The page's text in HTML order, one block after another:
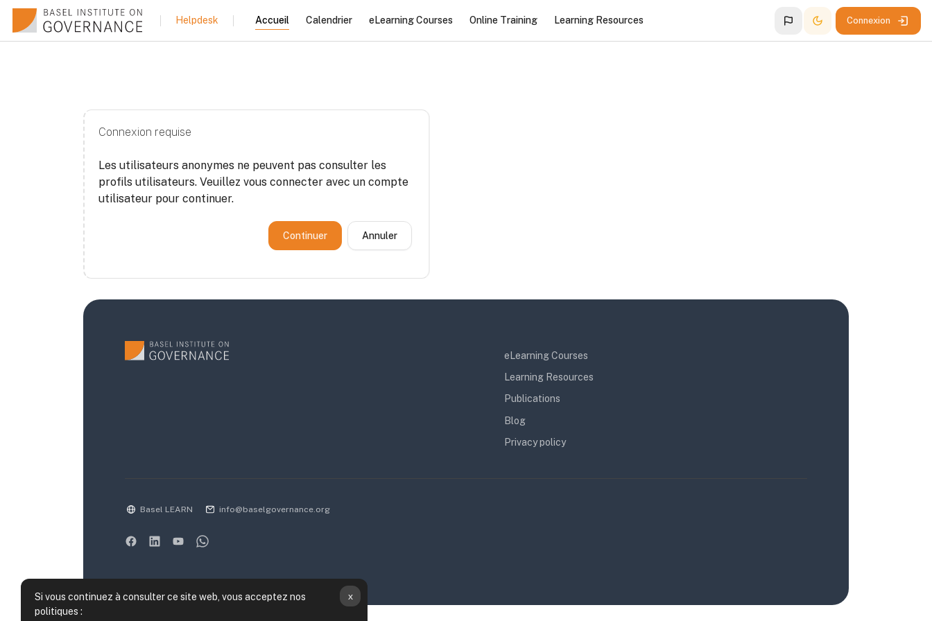
Passer au contenu principal
Si vous continuez à consulter ce site web, vous acceptez nos
politiques :
x
Helpdesk Accueil Calendrier eLearning Courses Online Training Learning Resources Connexion
Connexion requise
Les utilisateurs anonymes ne peuvent pas consulter les
profils utilisateurs. Veuillez vous connecter avec un compte
utilisateur pour continuer.
Annuler
Continuer
eLearning Courses
Learning Resources
Publications
Blog
Privacy policy
Basel LEARN info@baselgovernance.org